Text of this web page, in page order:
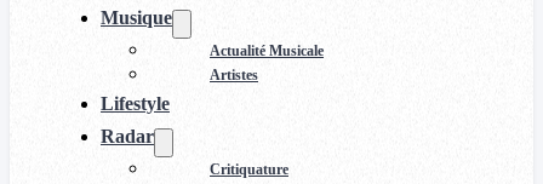
Musique
Actualité Musicale
Artistes
Lifestyle
Radar
Critiquature